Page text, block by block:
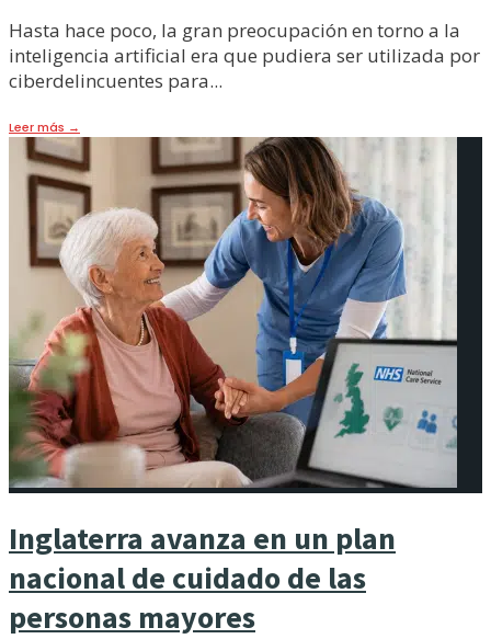
Hasta hace poco, la gran preocupación en torno a la
inteligencia artificial era que pudiera ser utilizada por
ciberdelincuentes para...
Leer más →
Inglaterra avanza en un plan
nacional de cuidado de las
personas mayores